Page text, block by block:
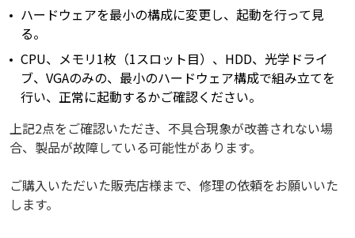
ハードウェアを最小の構成に変更し、起動を行って見
る。
CPU、メモリ1枚（1スロット目）、HDD、光学ドライ
ブ、VGAのみの、最小のハードウェア構成で組み立てを
行い、正常に起動するかご確認ください。
上記2点をご確認いただき、不具合現象が改善されない場
合、製品が故障している可能性があります。
ご購入いただいた販売店様まで、修理の依頼をお願いいた
します。